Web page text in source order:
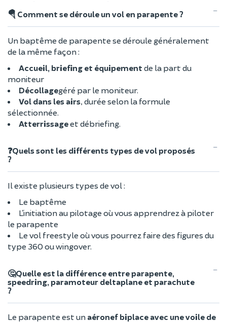
🪂 Comment se déroule un vol en parapente ?
Un baptême de parapente se déroule généralement
de la même façon :
Accueil, briefing et équipement de la part du
moniteur
Décollagegéré par le moniteur.
Vol dans les airs, durée selon la formule
sélectionnée.
Atterrissageet débriefing.
❓Quels sont les différents types de vol proposés
?
Il existe plusieurs types de vol :
Le baptême
L’initiation au pilotage où vous apprendrez à piloter
le parapente
Le vol freestyle où vous pourrez faire des figures du
type 360 ou wingover.
🤔Quelle est la différence entre parapente,
speedring, paramoteur deltaplane et parachute
?
Le parapente est un aéronef biplace avec une voile de